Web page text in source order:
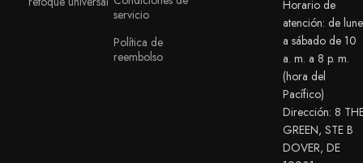
servicio
Política de
reembolso
Horario de
atención: de
a sábado de 10
a. m. a 8 p. m.
(hora del
Pacífico)
Dirección: 8
GREEN, STE B
DOVER, DE